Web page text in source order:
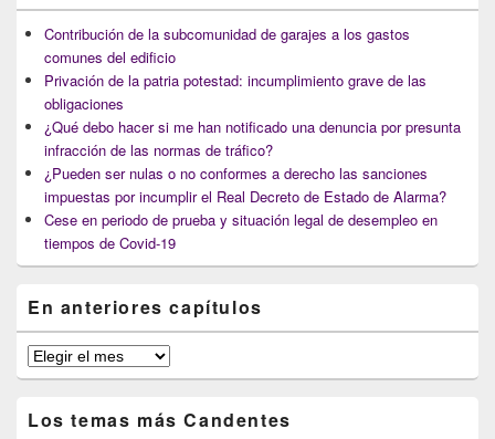
Contribución de la subcomunidad de garajes a los gastos
comunes del edificio
Privación de la patria potestad: incumplimiento grave de las
obligaciones
¿Qué debo hacer si me han notificado una denuncia por presunta
infracción de las normas de tráfico?
¿Pueden ser nulas o no conformes a derecho las sanciones
impuestas por incumplir el Real Decreto de Estado de Alarma?
Cese en periodo de prueba y situación legal de desempleo en
tiempos de Covid-19
En anteriores capítulos
En
anteriores
Los temas más Candentes